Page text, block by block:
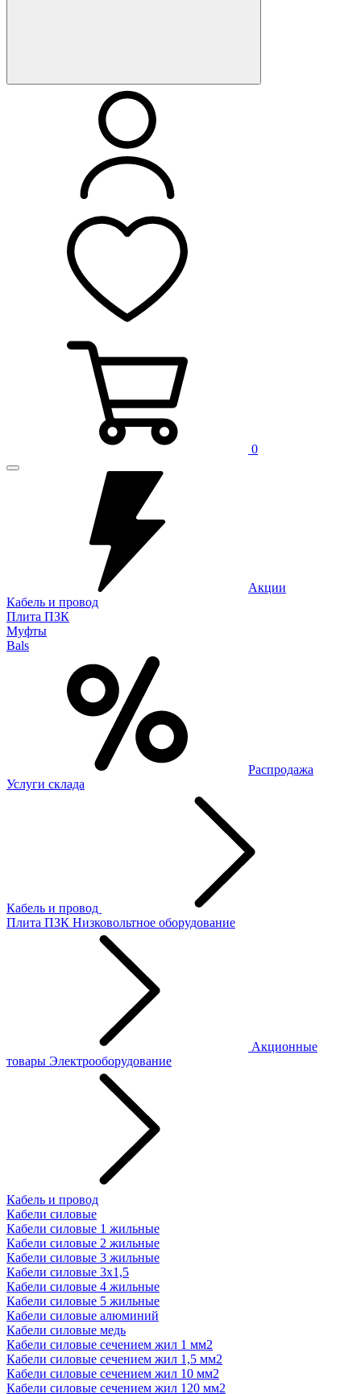
0
Акции
Кабель и провод
Плита ПЗК
Муфты
Bals
Распродажа
Услуги склада
Кабель и провод
Плита ПЗК Низковольтное оборудование
Акционные
товары Электрооборудование
Кабель и провод
Кабели силовые
Кабели силовые 1 жильные
Кабели силовые 2 жильные
Кабели силовые 3 жильные
Кабели силовые 3х1,5
Кабели силовые 4 жильные
Кабели силовые 5 жильные
Кабели силовые алюминий
Кабели силовые медь
Кабели силовые сечением жил 1 мм2
Кабели силовые сечением жил 1,5 мм2
Кабели силовые сечением жил 10 мм2
Кабели силовые сечением жил 120 мм2